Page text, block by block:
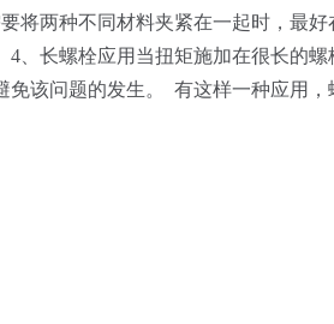
将两种不同材料夹紧在一起时，最
、长螺栓应用当扭矩施加在很长的
该问题的发生。 有这样一种应用，